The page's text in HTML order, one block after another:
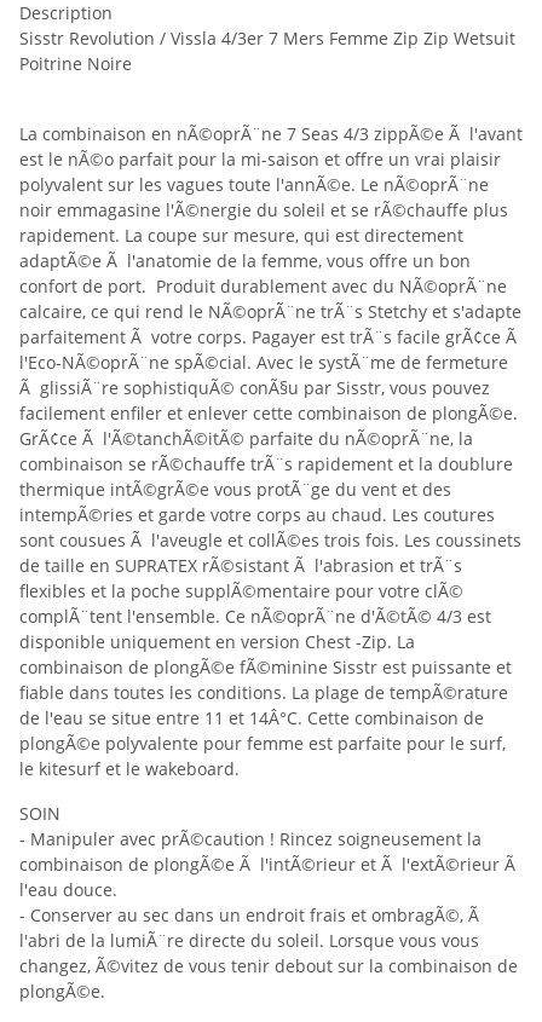
Description
Sisstr Revolution / Vissla 4/3er 7 Mers Femme Zip Zip Wetsuit
Poitrine Noire
La combinaison en nÃ©oprÃ¨ne 7 Seas 4/3 zippÃ©e Ã l'avant
est le nÃ©o parfait pour la mi-saison et offre un vrai plaisir
polyvalent sur les vagues toute l'annÃ©e. Le nÃ©oprÃ¨ne
noir emmagasine l'Ã©nergie du soleil et se rÃ©chauffe plus
rapidement. La coupe sur mesure, qui est directement
adaptÃ©e Ã l'anatomie de la femme, vous offre un bon
confort de port. Produit durablement avec du NÃ©oprÃ¨ne
calcaire, ce qui rend le NÃ©oprÃ¨ne trÃ¨s Stetchy et s'adapte
parfaitement Ã votre corps. Pagayer est trÃ¨s facile grÃ¢ce Ã
l'Eco-NÃ©oprÃ¨ne spÃ©cial. Avec le systÃ¨me de fermeture
Ã glissiÃ¨re sophistiquÃ© conÃ§u par Sisstr, vous pouvez
facilement enfiler et enlever cette combinaison de plongÃ©e.
GrÃ¢ce Ã l'Ã©tanchÃ©itÃ© parfaite du nÃ©oprÃ¨ne, la
combinaison se rÃ©chauffe trÃ¨s rapidement et la doublure
thermique intÃ©grÃ©e vous protÃ¨ge du vent et des
intempÃ©ries et garde votre corps au chaud. Les coutures
sont cousues Ã l'aveugle et collÃ©es trois fois. Les coussinets
de taille en SUPRATEX rÃ©sistant Ã l'abrasion et trÃ¨s
flexibles et la poche supplÃ©mentaire pour votre clÃ©
complÃ¨tent l'ensemble. Ce nÃ©oprÃ¨ne d'Ã©tÃ© 4/3 est
disponible uniquement en version Chest -Zip. La
combinaison de plongÃ©e fÃ©minine Sisstr est puissante et
fiable dans toutes les conditions. La plage de tempÃ©rature
de l'eau se situe entre 11 et 14Â°C. Cette combinaison de
plongÃ©e polyvalente pour femme est parfaite pour le surf,
le kitesurf et le wakeboard.
SOIN
- Manipuler avec prÃ©caution ! Rincez soigneusement la
combinaison de plongÃ©e Ã l'intÃ©rieur et Ã l'extÃ©rieur Ã
l'eau douce.
- Conserver au sec dans un endroit frais et ombragÃ©, Ã
l'abri de la lumiÃ¨re directe du soleil. Lorsque vous vous
changez, Ã©vitez de vous tenir debout sur la combinaison de
plongÃ©e.